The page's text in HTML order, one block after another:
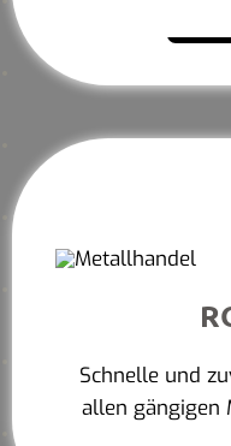
Schnelle und
allen gängigen